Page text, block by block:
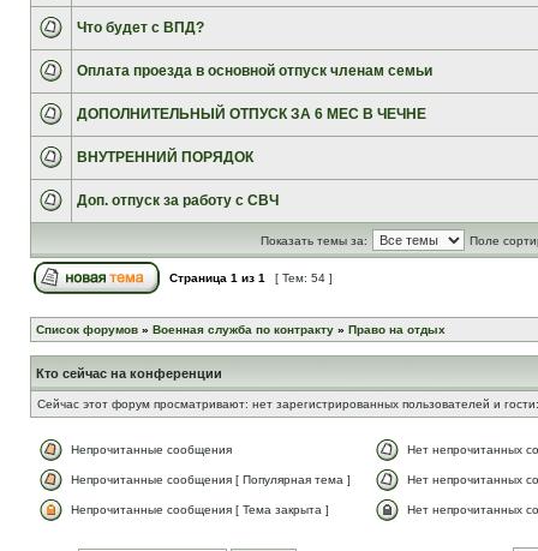
Что будет с ВПД?
Оплата проезда в основной отпуск членам семьи
ДОПОЛНИТЕЛЬНЫЙ ОТПУСК ЗА 6 МЕС В ЧЕЧНЕ
ВНУТРЕННИЙ ПОРЯДОК
Доп. отпуск за работу с СВЧ
Показать темы за: Поле
Страница 1 из 1 [ Тем: 54 ]
Список форумов » Военная служба по контракту » Право на отдых
Кто сейчас на конференции
Сейчас этот форум просматривают: нет зарегистрированных пользователей и
Непрочитанные сообщения Нет непрочитанных
Непрочитанные сообщения [ Популярная тема ] Нет непрочитанных
Непрочитанные сообщения [ Тема закрыта ] Нет непрочитанных